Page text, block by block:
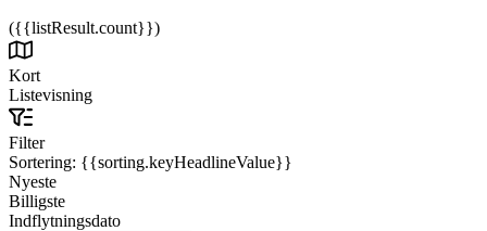
({{listResult.count}})
Kort
Listevisning
Filter
Sortering: {{sorting.keyHeadlineValue}}
Nyeste
Billigste
Indflytningsdato